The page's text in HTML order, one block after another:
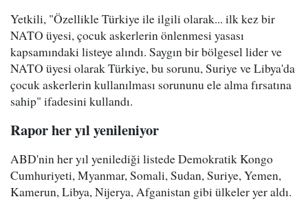
Yetkili, "Özellikle Türkiye ile ilgili olarak... ilk kez bir
NATO üyesi, çocuk askerlerin önlenmesi yasası
kapsamındaki listeye alındı. Saygın bir bölgesel lider ve
NATO üyesi olarak Türkiye, bu sorunu, Suriye ve Libya'da
çocuk askerlerin kullanılması sorununu ele alma fırsatına
sahip" ifadesini kullandı.
Rapor her yıl yenileniyor
ABD'nin her yıl yenilediği listede Demokratik Kongo
Cumhuriyeti, Myanmar, Somali, Sudan, Suriye, Yemen,
Kamerun, Libya, Nijerya, Afganistan gibi ülkeler yer aldı.